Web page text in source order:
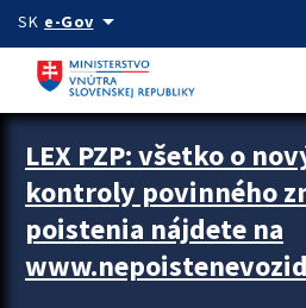
Preskocit na hlavný obsah
SK e-Govarrow_drop_down
Zastavit automatický posun upútavok
LEX PZP: všetko o
kontroly povinného
poistenia nájdete na